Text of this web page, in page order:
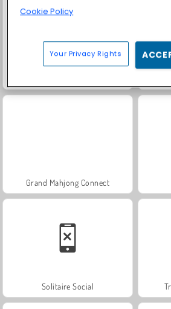
Grand Mahjong Connect
Solitaire Social
Cookie Policy
Your Privacy Rights